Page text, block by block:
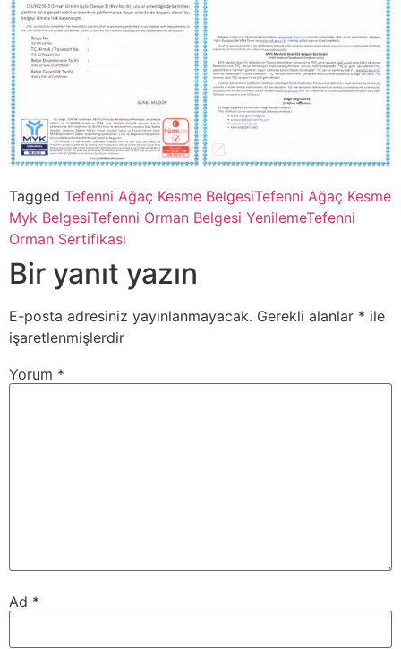
Tagged Tefenni Ağaç Kesme BelgesiTefenni Ağaç Kesme
Myk BelgesiTefenni Orman Belgesi YenilemeTefenni
Orman Sertifikası
Bir yanıt yazın
E-posta adresiniz yayınlanmayacak. Gerekli alanlar * ile
işaretlenmişlerdir
Yorum *
Ad *